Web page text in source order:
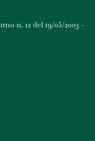
n. 12 del 19/05/2003 -